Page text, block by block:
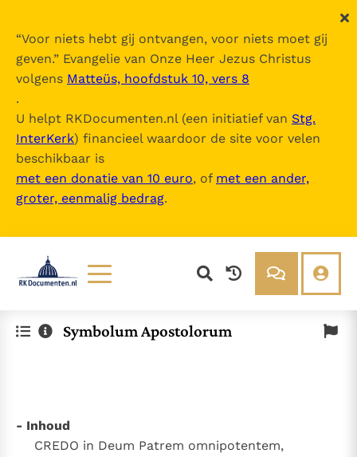
“Voor niets hebt gij ontvangen, voor niets moet gij
geven.” Evangelie van Onze Heer Jezus Christus
volgens Matteüs, hoofdstuk 10, vers 8
.
U helpt RKDocumenten.nl (een initiatief van Stg.
InterKerk) financieel waardoor de site voor velen
beschikbaar is
met een donatie van 10 euro, of met een ander,
groter, eenmalig bedrag.
Documenten
Denzinger
Over RK Documenten
Symbolum Apostolorum
- Inhoud
CREDO in Deum Patrem omnipotentem,